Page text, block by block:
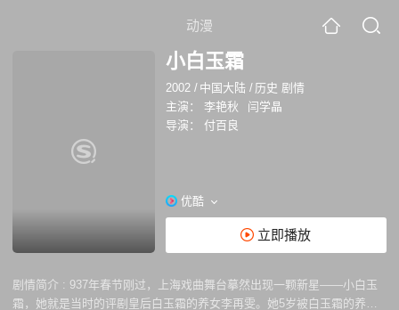
动漫
小白玉霜
2002 / 中国大陆 / 历史 剧情
主演：
李艳秋
闫学晶
导演：
付百良
优酷
立即播放
剧情简介 : 937年春节刚过，上海戏曲舞台摹然出现一颗新星——小白玉
霜，她就是当时的评剧皇后白玉霜的养女李再雯。她5岁被白玉霜的养母